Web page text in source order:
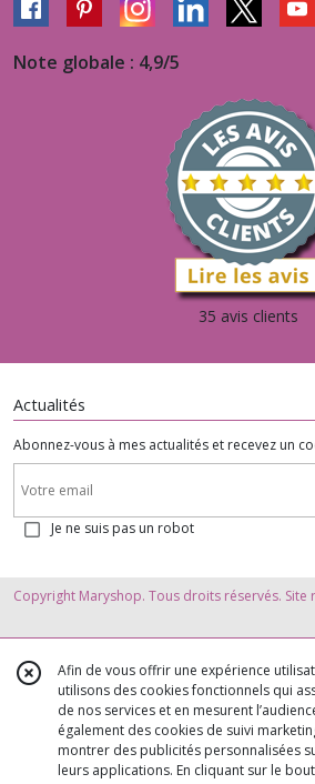
Note globale : 4,9/5
35 avis clients
Actualités
Abonnez-vous à mes actualités et recevez un
Je ne suis pas un robot
Copyright Maryshop. Tous droits réservés. Site
Afin de vous offrir une expérience
utilisons des cookies fonctionnels qui
de nos services et en mesurent
également des cookies de suivi
montrer des publicités personnalisées
leurs applications. En cliquant sur le